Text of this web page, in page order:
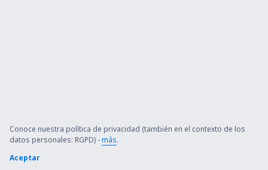
Conoce nuestra política de privacidad (también en el contexto de los
datos personales: RGPD) -más.
Aceptar